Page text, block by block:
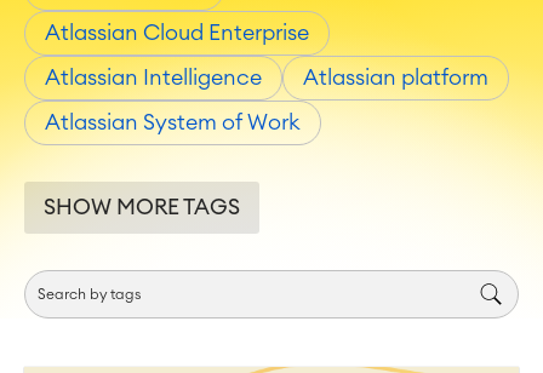
Atlassian Cloud Enterprise
Atlassian Intelligence Atlassian platform
Atlassian System of Work
SHOW MORE TAGS